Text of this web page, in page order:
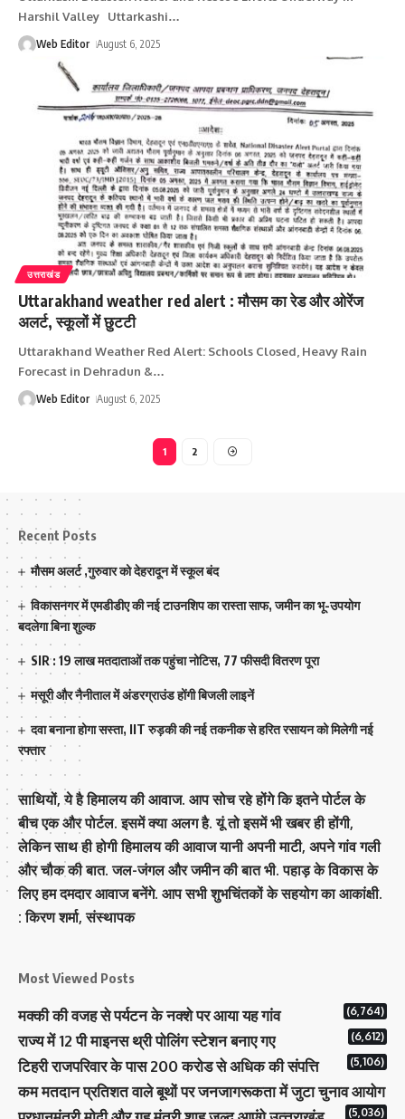
Harshil Valley Uttarkashi…
Web Editor August 6, 2025
उत्तराखंड
Uttarakhand weather red alert : मौसम का रेड और ओरेंज
अलर्ट, स्‍कूलों में छुटटी
Uttarakhand Weather Red Alert: Schools Closed, Heavy Rain
Forecast in Dehradun &…
Web Editor August 6, 2025
1 2
Recent Posts
मौसम अलर्ट ,गुरुवार को देहरादून में स्कूल बंद
विकासनगर में एमडीडीए की नई टाउनशिप का रास्ता साफ, जमीन का भू-उपयोग
बदलेगा बिना शुल्क
SIR : 19 लाख मतदाताओं तक पहुंचा नोटिस, 77 फीसदी वितरण पूरा
मसूरी और नैनीताल में अंडरग्राउंड होंगी बिजली लाइनें
दवा बनाना होगा सस्ता, IIT रुड़की की नई तकनीक से हरित रसायन को मिलेगी नई
रफ्तार
साथियों, ये है हिमालय की आवाज. आप सोच रहे होंगे कि इतने पोर्टल के
बीच एक और पोर्टल. इसमें क्या अलग है. यूं तो इसमें भी खबर ही होंगी,
लेकिन साथ ही होगी हिमालय की आवाज यानी अपनी माटी, अपने गांव गली
और चौक की बात. जल-जंगल और जमीन की बात भी. पहाड़ के विकास के
लिए हम दमदार आवाज बनेंगे. आप सभी शुभचिंतकों के सहयोग का आकांक्षी.
: किरण शर्मा, संस्‍थापक
Most Viewed Posts
मक्‍की की वजह से पर्यटन के नक्‍शे पर आया यह गांव (6,764)
राज्य में 12 पी माइनस थ्री पोलिंग स्टेशन बनाए गए (6,612)
टिहरी राजपरिवार के पास 200 करोड से अधिक की संपत्ति (5,106)
कम मतदान प्रतिशत वाले बूथों पर जनजागरूकता में जुटा चुनाव आयोग
(5,036)